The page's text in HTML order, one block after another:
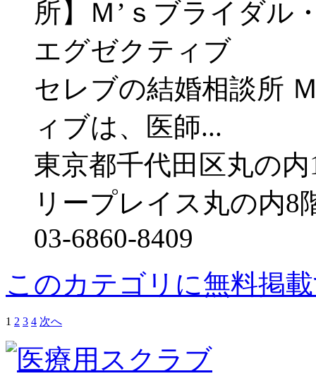
セレブの結婚相談所
ィブは、医師...
東京都千代田区丸の
リープレイス丸の内8
03-6860-8409
このカテゴリに無料掲
1 2 3 4 次へ